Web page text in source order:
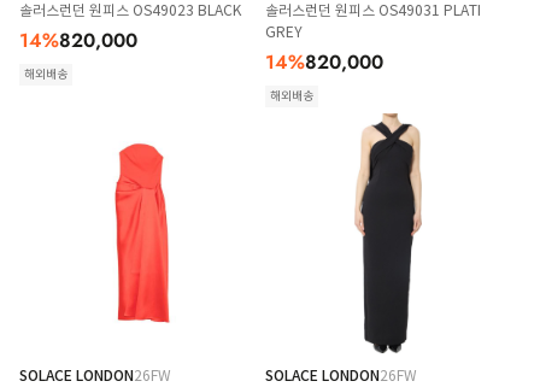
솔러스런던 원피스 OS49023 BLACK
14%820,000
해외배송
솔러스런던 원피스 OS49031 PLATI
GREY
14%820,000
해외배송
SOLACE LONDON26FW
SOLACE LONDON26FW